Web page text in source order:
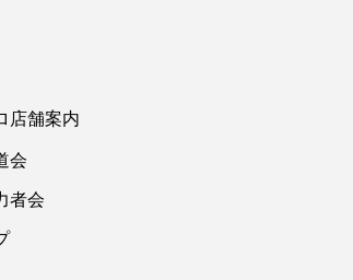
店舗案内
会
者会